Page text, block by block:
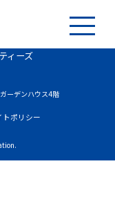
ィーズ
ーデンハウス4階
トポリシー